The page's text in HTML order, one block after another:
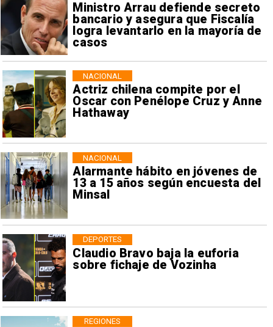
Ministro Arrau defiende secreto
bancario y asegura que Fiscalía
logra levantarlo en la mayoría de
casos
Actriz chilena compite por el
Oscar con Penélope Cruz y Anne
Hathaway
NACIONAL
Alarmante hábito en jóvenes de
13 a 15 años según encuesta del
Minsal
NACIONAL
Claudio Bravo baja la euforia
sobre fichaje de Vozinha
DEPORTES
REGIONES